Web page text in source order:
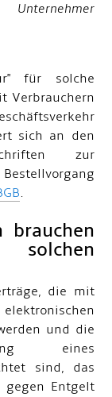
für solche
Verbrauchern
sich an den
zur
.
brauchen
die mit
und die
eines
sind, das
gegen Entgelt